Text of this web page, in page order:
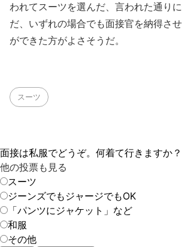
われてスーツを選んだ、言われた通り
だ、いずれの場合でも面接官を納得さ
ができた方がよさそうだ。
スーツ
面接は私服でどうぞ。何着て行きますか？
他の投票も見る
スーツ
ジーンズでもジャージでもOK
「パンツにジャケット」など
和服
その他